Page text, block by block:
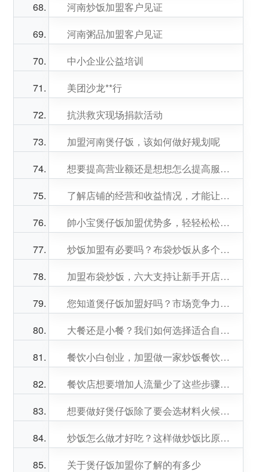
河南炒饭加盟客户见证
河南粥品加盟客户见证
中小企业公益培训
美团沙龙**行
抗洪救灾现场捐款活动
加盟河南煲仔饭，该如何做好规划呢
想要提高营业额还是想想怎么提高服务满意度吧
了解店铺的经营和收益情况，才能让你的河南炒饭加盟店收益达到高收益
帥小宝煲仔饭加盟优势多，轻轻松松开业，火遍全城！
炒饭加盟有必要吗？布袋炒饭从多个方面告诉你加盟的好处
加盟布袋炒饭，六大支持让新手开店也能迅速熟练
您知道煲仔饭加盟好吗？市场竞争力强吗？
大餐还是小餐？我们如何选择适合自己的？
餐饮小白创业，加盟做一家炒饭餐饮靠谱吗？
餐饮店想要增加人流量少了这些步骤可不行
想要做好煲仔饭除了要会选材料火候也很重要
炒饭怎么做才好吃？这样做炒饭比原来香10倍
关于煲仔饭加盟你了解的有多少